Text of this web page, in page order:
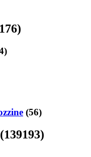
(56)
(139193)